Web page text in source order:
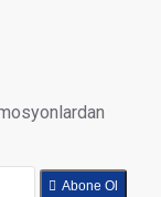
Abone Ol